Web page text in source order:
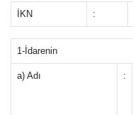
İKN :
1-İdarenin
a) Adı :